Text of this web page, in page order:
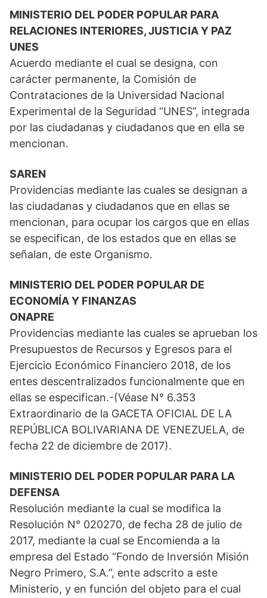
MINISTERIO DEL PODER POPULAR PARA
RELACIONES INTERIORES, JUSTICIA Y PAZ
UNES
Acuerdo mediante el cual se designa, con
carácter permanente, la Comisión de
Contrataciones de la Universidad Nacional
Experimental de la Seguridad “UNES”, integrada
por las ciudadanas y ciudadanos que en ella se
mencionan.
SAREN
Providencias mediante las cuales se designan a
las ciudadanas y ciudadanos que en ellas se
mencionan, para ocupar los cargos que en ellas
se especifican, de los estados que en ellas se
señalan, de este Organismo.
MINISTERIO DEL PODER POPULAR DE
ECONOMÍA Y FINANZAS
ONAPRE
Providencias mediante las cuales se aprueban los
Presupuestos de Recursos y Egresos para el
Ejercicio Económico Financiero 2018, de los
entes descentralizados funcionalmente que en
ellas se especifican.-(Véase N° 6.353
Extraordinario de la GACETA OFICIAL DE LA
REPÚBLICA BOLIVARIANA DE VENEZUELA, de
fecha 22 de diciembre de 2017).
MINISTERIO DEL PODER POPULAR PARA LA
DEFENSA
Resolución mediante la cual se modifica la
Resolución N° 020270, de fecha 28 de julio de
2017, mediante la cual se Encomienda a la
empresa del Estado “Fondo de Inversión Misión
Negro Primero, S.A.”, ente adscrito a este
Ministerio, y en función del objeto para el cual